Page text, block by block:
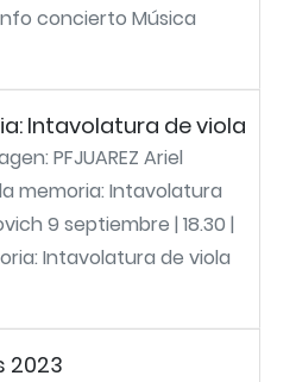
concierto Música
Intavolatura de viola
PFJUAREZ Ariel
memoria: Intavolatura
9 septiembre | 18.30 |
Intavolatura de viola
2023